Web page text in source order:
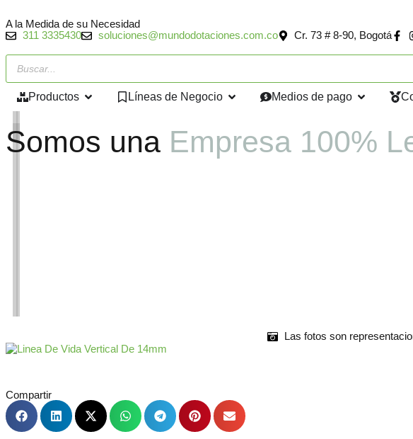
A la Medida de su Necesidad
311 3335430
soluciones@mundodotaciones.com.co Cr. 73 # 8-90, Bogotá
Productos Líneas de Negocio Medios de pago
Somos una Empresa 100%
Las fotos son
Compartir